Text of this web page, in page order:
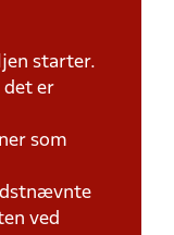
starter.
det er
som
ved